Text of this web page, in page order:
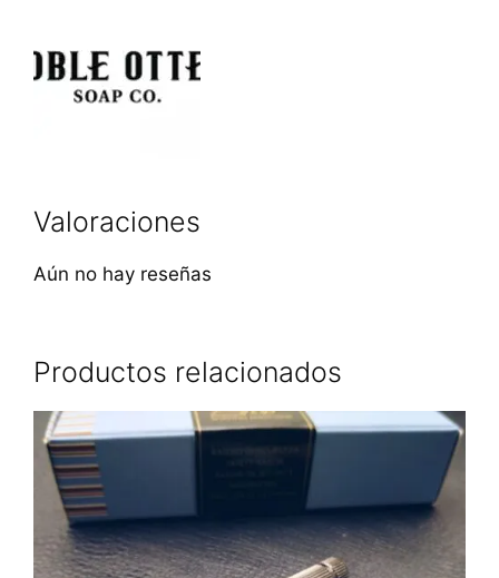
Valoraciones
Aún no hay reseñas
Productos relacionados